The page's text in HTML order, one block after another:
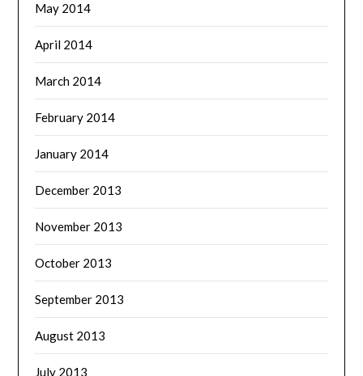
May 2014
April 2014
March 2014
February 2014
January 2014
December 2013
November 2013
October 2013
September 2013
August 2013
July 2013